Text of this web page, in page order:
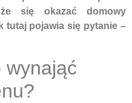
się okazać domowy
tutaj pojawia się pytanie –
wynająć